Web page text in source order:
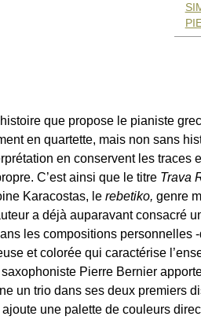
que propose le pianiste
en quartette, mais non sans
en conservent les traces
C’est ainsi que le titre Trava
Karacostas, lerebetiko, genre
a déjà auparavant consacré
les compositions personnelles
et colorée qui caractérise
Pierre Bernier
un trio dans ses deux premiers
ajoute une palette de couleurs